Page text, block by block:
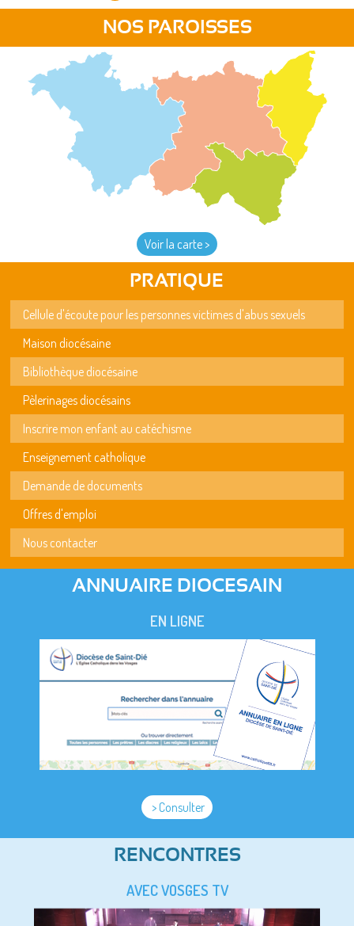
NOS PAROISSES
Voir la carte >
PRATIQUE
Cellule d'écoute pour les personnes victimes d'abus sexuels
Maison diocésaine
Bibliothèque diocésaine
Pèlerinages diocésains
Inscrire mon enfant au catéchisme
Enseignement catholique
Demande de documents
Offres d'emploi
Nous contacter
ANNUAIRE DIOCESAIN
EN LIGNE
> Consulter
RENCONTRES
AVEC VOSGES TV